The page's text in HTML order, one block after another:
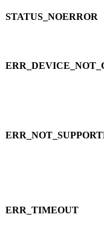
STATUS_NOERROR
ERR_TIMEOUT